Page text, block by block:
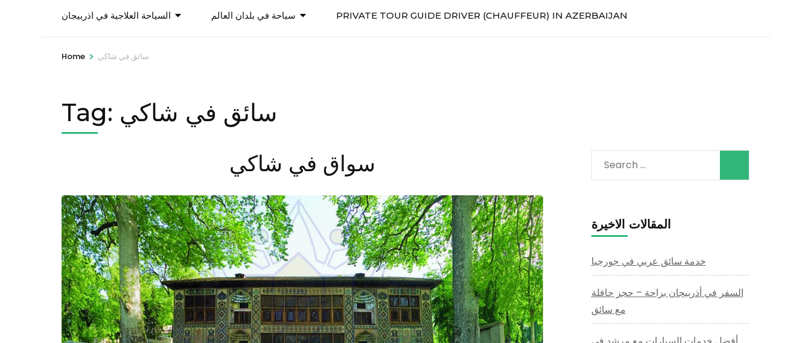
السياحة العلاجية في اذربيجان سياحة في بلدان العالم PRIVATE TOUR GUIDE DRIVER (CHAUFFEUR) IN AZERBAIJAN
Home > سائق في شاكي
Tag: سائق في شاكي
سواق في شاكي
Search
for:
المقالات الاخيرة
خدمة سائق عربي في جورجيا
السفر في أذربيجان براحة – حجز حافلة
مع سائق